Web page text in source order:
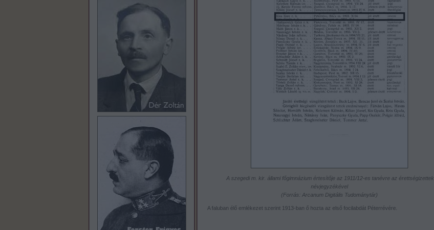
A szegedi m. kir. állami főgimnázium értesítője az 1911/12-es tanévre az érettségizettek
névjegyzékével
(Forrás: Arcanum Digitális Tudománytár)
A faluban élő emlékezet szerint 1913-ban ő hozta az első focilabdát Péterrévére.